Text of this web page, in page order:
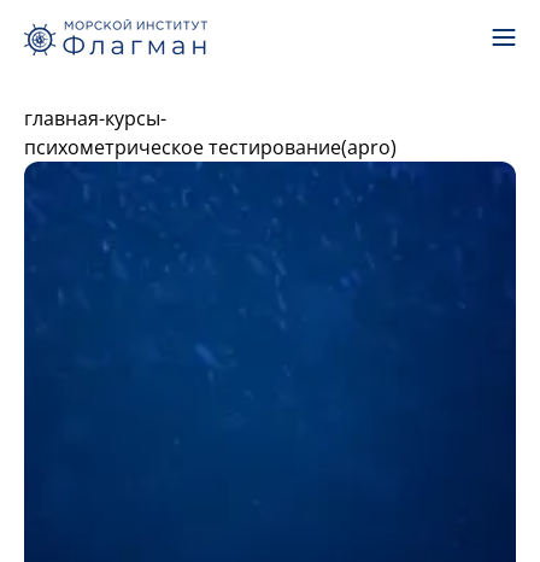
главная-курсы-
психометрическое тестирование(apro)